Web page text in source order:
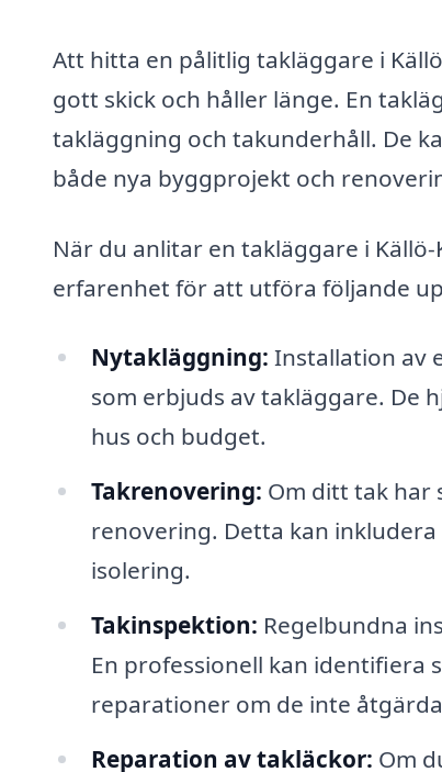
Att hitta en pålitlig takläggare i
gott skick och håller länge. En
takläggning och takunderhåll. De
både nya byggprojekt och
När du anlitar en takläggare i
erfarenhet för att utföra följande
Nytakläggning: Installation av
som erbjuds av takläggare. De
hus och budget.
Takrenovering: Om ditt tak har
renovering. Detta kan
isolering.
Takinspektion: Regelbundna
En professionell kan identifiera
reparationer om de inte
Reparation av takläckor: Om